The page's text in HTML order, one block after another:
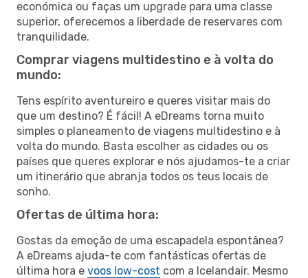
económica ou faças um upgrade para uma classe
superior, oferecemos a liberdade de reservares com
tranquilidade.
Comprar viagens multidestino e à volta do
mundo:
Tens espírito aventureiro e queres visitar mais do
que um destino? É fácil! A eDreams torna muito
simples o planeamento de viagens multidestino e à
volta do mundo. Basta escolher as cidades ou os
países que queres explorar e nós ajudamos-te a criar
um itinerário que abranja todos os teus locais de
sonho.
Ofertas de última hora:
Gostas da emoção de uma escapadela espontânea?
A eDreams ajuda-te com fantásticas ofertas de
última hora e voos low-cost com a Icelandair. Mesmo